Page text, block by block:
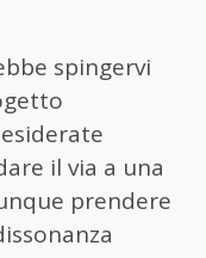
spingervi
il via a una
prendere